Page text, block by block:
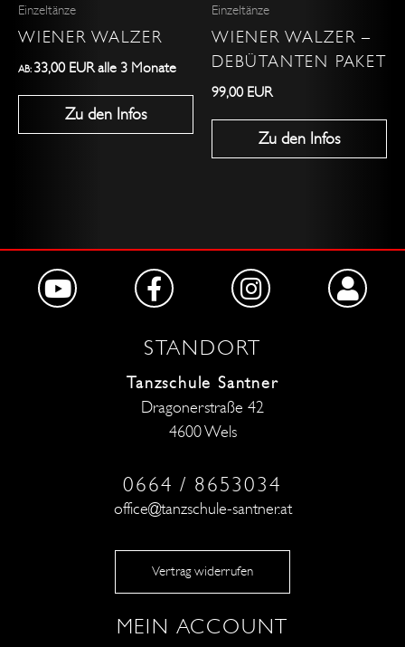
Einzeltänze
WIENER WALZER
AB: 33,00 EURalle 3 Monate
Zu den Infos
können
auf
der
Produktseite
gewählt
Einzeltänze
WIENER WALZER –
DEBÜTANTEN PAKET
99,00 EUR
Zu den Infos
STANDORT
Tanzschule Santner
Dragonerstraße 42
4600 Wels
0664 / 8653034
office@tanzschule-santner.at
Vertrag widerrufen
MEIN ACCOUNT